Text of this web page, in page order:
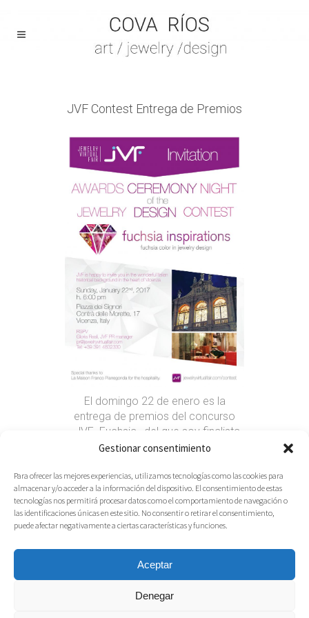
Gestionar consentimiento
Para ofrecer las mejores experiencias, utilizamos tecnologías como las cookies para
almacenar y/o acceder a la información del dispositivo. El consentimiento de estas
tecnologías nos permitirá procesar datos como el comportamiento de navegación o
las identificaciones únicas en este sitio. No consentir o retirar el consentimiento,
puede afectar negativamente a ciertas características y funciones.
Aceptar
Denegar
JVF Contest Entrega de Premios
El domingo 22 de enero es la
entrega de premios del concurso
«JVF Fuchsia» del que soy finalista
con la pieza LeGNo Fuchsia. La
Las 30 piezas finalistas
permanecerán expuestas durante
una semana.
Read More
20.01.2017 Share